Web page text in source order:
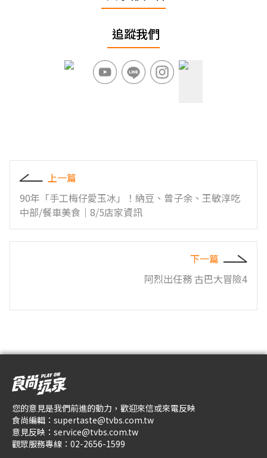
追蹤我們
上一篇
90年「手工梅仔愛玉冰」！納豆、曾子余、王敏淳吃
中部/餐車美食｜8/5店家資訊
下一篇
阿烈出任務 古巴大冒險4
您的意見是我們前進的動力，歡迎來信或來電反映
食尚編輯： supertaste@tvbs.com.tw
意見反映： service@tvbs.com.tw
觀眾服務專線： 02-2656-1599